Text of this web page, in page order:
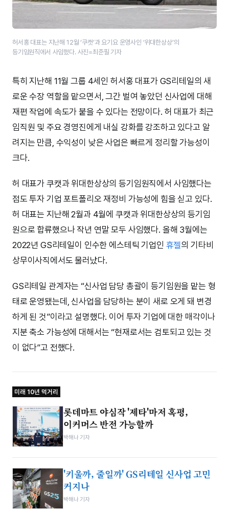
허서홍 대표는 지난해 12월 ‘쿠캣’과 요기요 운영사인 ‘​위대한상상’​의
등기임원직에서 사임했다. 사진=최준필 기자
특히 지난해 11월 그룹 4세인 허서홍 대표가 GS리테일의 새
로운 수장 역할을 맡으면서, 그간 벌여 놓았던 신사업에 대해
재편 작업에 속도가 붙을 수 있다는 전망이다. 허 대표가 최근
임직원 및 주요 경영진에게 내실 강화를 강조하고 있다고 알
려지는 만큼, 수익성이 낮은 사업은 빠르게 정리할 가능성이
크다.
허 대표가 쿠캣과 위대한상상의 등기임원직에서 사임했다는
점도 투자 기업 포트폴리오 재정비 가능성에 힘을 싣고 있다.
허 대표는 지난해 2월과 4월에 쿠캣과 위대한상상의 등기임
원으로 합류했으나 작년 연말 모두 사임했다. 올해 3월에는
2022년 GS리테일이 인수한 에스테틱 기업인 휴젤의 기타비
상무이사직에서도 물러났다.
GS리테일 관계자는 “신사업 담당 총괄이 등기임원을 맡는 형
태로 운영됐는데, 신사업을 담당하는 분이 새로 오게 돼 변경
하게 된 것”이라고 설명했다. 이어 투자 기업에 대한 매각이나
지분 축소 가능성에 대해서는 “현재로서는 검토되고 있는 것
이 없다”고 전했다.
미래 10년 먹거리
롯데마트 야심작 '제타'마저 혹평,
이커머스 반전 가능할까
박해나 기자
'키울까, 줄일까' GS리테일 신사업 고민
커지나
박해나 기자